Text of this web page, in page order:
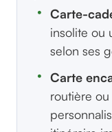
Carte-
insolite ou
selon ses
Carte
routière